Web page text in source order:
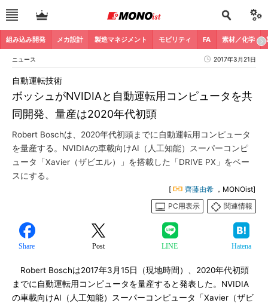
組み込み開発 メカ設計 製造マネジメント モビリティ FA 素材／化学
ニュース 2017年3月21日
ボッシュがNVIDIAと自動運転用コンピュータを共
同開発、量産は2020年代初頭
自動運転技術
Robert Boschは、2020年代初頭までに自動運転用コンピュータ
を量産する。NVIDIAの車載向けAI（人工知能）スーパーコンピ
ュータ「Xavier（ザビエル）」を搭載した「DRIVE PX」をベー
スにする。
[ 齊藤由希 ，MONOist]
PC用表示
関連情報
Share Post LINE Hatena
Robert Boschは2017年3月15日（現地時間）、2020年代初頭
までに自動運転用コンピュータを量産すると発表した。NVIDIA
の車載向けAI（人工知能）スーパーコンピュータ「Xavier（ザビ